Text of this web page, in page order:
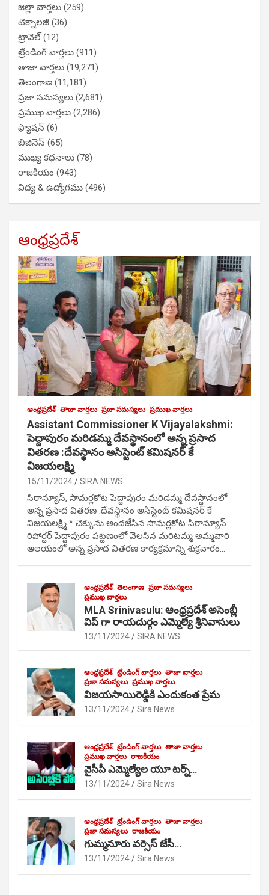
జిల్లా వార్తలు (259)
టెక్నాలజీ (36)
ట్రావెల్(12)
ట్రేండింగ్ వార్తలు (911)
తాజా వార్తలు (19,271)
తెలంగాణ (11,181)
ప్రజా సమస్యలు (2,681)
ప్రముఖ వార్తలు (2,286)
ఫ్యాషన్ (6)
బిజినెస్ (65)
ముఖ్య కథనాలు (78)
రాజకీయం (943)
విద్య & ఉద్యోగము (496)
ఆంధ్రప్రదేశ్
ఆంధ్రప్రదేశ్ తాజా వార్తలు ప్రజా సమస్యలు ప్రముఖ వార్తలు
Assistant Commissioner K Vijayalakshmi:
పెద్దాపురం మరిడమ్మ దేవస్థానంలో అన్న ప్రసాద
వితరణ :దేవస్థానం అసిస్టెంట్ కమిషనర్ కే
విజయలక్ష్మి
15/11/2024 SIRA NEWS
సిరాన్యూస్, సామర్లకోట పెద్దాపురం మరిడమ్మ దేవస్థానంలో
అన్న ప్రసాద వితరణ :దేవస్థానం అసిస్టెంట్ కమిషనర్ కే
విజయలక్ష్మి * చెక్కును అందజేసిన సామర్లకోట సిరాన్యూస్
రిపోర్టర్ పెద్దాపురం పట్టణంలో వెలసిన మరిటమ్మ అమ్మవారి
ఆలయంలో అన్న ప్రసాద వితరణ కార్యక్రమాన్ని శుక్రవారం…
ఆంధ్రప్రదేశ్ తెలంగాణ ప్రజా సమస్యలు
ప్రముఖ వార్తలు
MLA Srinivasulu: ఆంధ్రప్రదేశ్ అసెంబ్లీ
విప్ గా రాయదుర్గం ఎమ్మెల్యే శ్రీనివాసులు
13/11/2024 SIRA NEWS
ఆంధ్రప్రదేశ్ ట్రేండింగ్ వార్తలు తాజా వార్తలు
ప్రజా సమస్యలు ప్రముఖ వార్తలు
విజయసాయిరెడ్డికి ఎందుకంత ప్రేమ
13/11/2024 Sira News
ఆంధ్రప్రదేశ్ ట్రేండింగ్ వార్తలు తాజా వార్తలు
ప్రముఖ వార్తలు రాజకీయం
వైసీపీ ఎమ్మెల్యేల యూ టర్న్…
13/11/2024 Sira News
ఆంధ్రప్రదేశ్ ట్రేండింగ్ వార్తలు తాజా వార్తలు
ప్రజా సమస్యలు రాజకీయం
గుమ్మనూరు వర్సెస్ జేసీ…
13/11/2024 Sira News